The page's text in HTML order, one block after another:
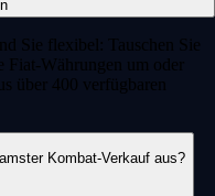
Sie flexibel: Tauschen Sie
Fiat-Währungen um oder
über 400 verfügbaren
Kombat-Verkauf aus?